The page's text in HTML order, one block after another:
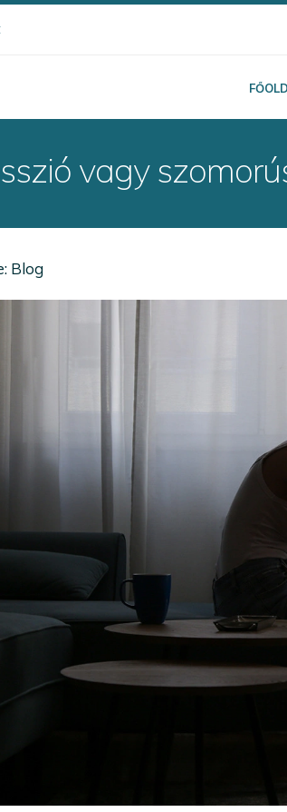
vagy
Blog